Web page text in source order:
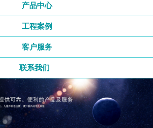
产品中心
工程案例
客户服务
联系我们